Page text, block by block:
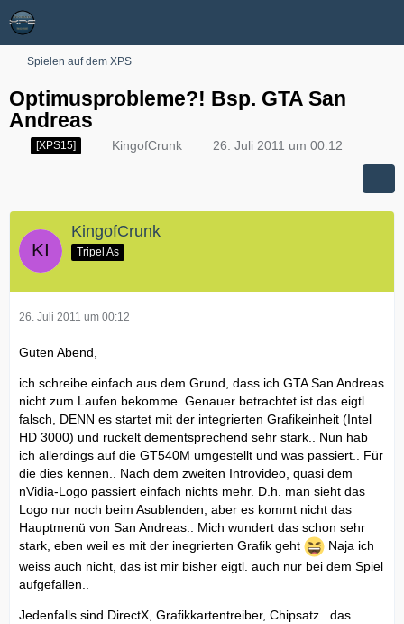
Spielen auf dem XPS
Optimusprobleme?! Bsp. GTA San
Andreas
[XPS15] KingofCrunk 26. Juli 2011 um 00:12
KingofCrunk
Tripel As
26. Juli 2011 um 00:12
Guten Abend,
ich schreibe einfach aus dem Grund, dass ich GTA San Andreas
nicht zum Laufen bekomme. Genauer betrachtet ist das eigtl
falsch, DENN es startet mit der integrierten Grafikeinheit (Intel
HD 3000) und ruckelt dementsprechend sehr stark.. Nun hab
ich allerdings auf die GT540M umgestellt und was passiert.. Für
die dies kennen.. Nach dem zweiten Introvideo, quasi dem
nVidia-Logo passiert einfach nichts mehr. D.h. man sieht das
Logo nur noch beim Asublenden, aber es kommt nicht das
Hauptmenü von San Andreas.. Mich wundert das schon sehr
stark, eben weil es mit der inegrierten Grafik geht
Naja ich
weiss auch nicht, das ist mir bisher eigtl. auch nur bei dem Spiel
aufgefallen..
Jedenfalls sind DirectX, Grafikkartentreiber, Chipsatz.. das